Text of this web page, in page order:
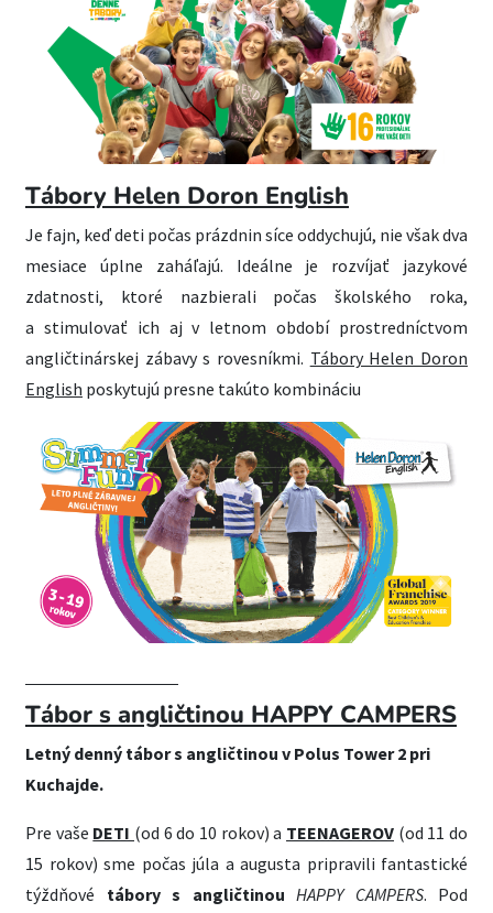
Tábory Helen Doron English
Je fajn, keď deti počas prázdnin síce oddychujú, nie však dva
mesiace úplne zaháľajú. Ideálne je rozvíjať jazykové
zdatnosti, ktoré nazbierali počas školského roka,
a stimulovať ich aj v letnom období prostredníctvom
angličtinárskej zábavy s rovesníkmi. Tábory Helen Doron
English poskytujú presne takúto kombináciu
Tábor s angličtinou HAPPY CAMPERS
Letný denný tábor s angličtinou v Polus Tower 2 pri
Kuchajde.
Pre vaše DETI (od 6 do 10 rokov) a TEENAGEROV (od 11 do
15 rokov) sme počas júla a augusta pripravili fantastické
týždňové tábory s angličtinou HAPPY CAMPERS. Pod